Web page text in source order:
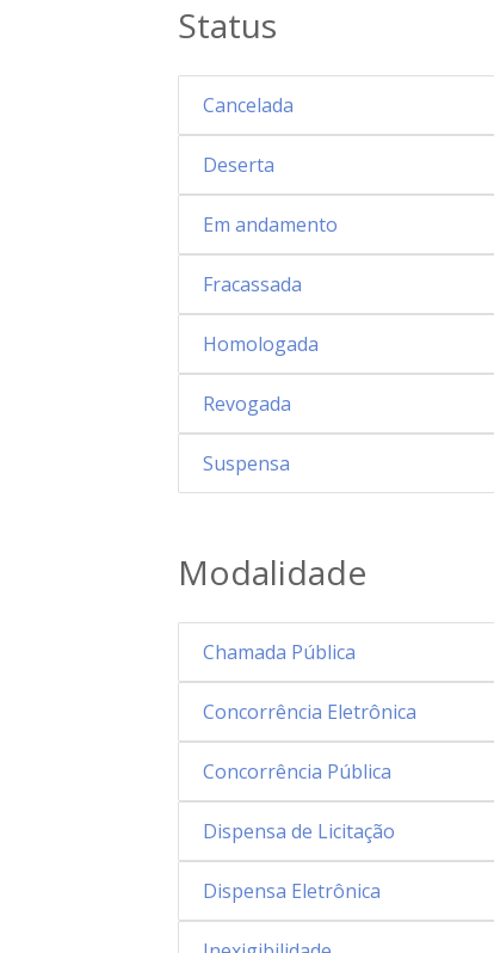
Status
Cancelada
Deserta
Em andamento
Fracassada
Homologada
Revogada
Suspensa
Modalidade
Chamada Pública
Concorrência Eletrônica
Concorrência Pública
Dispensa de Licitação
Dispensa Eletrônica